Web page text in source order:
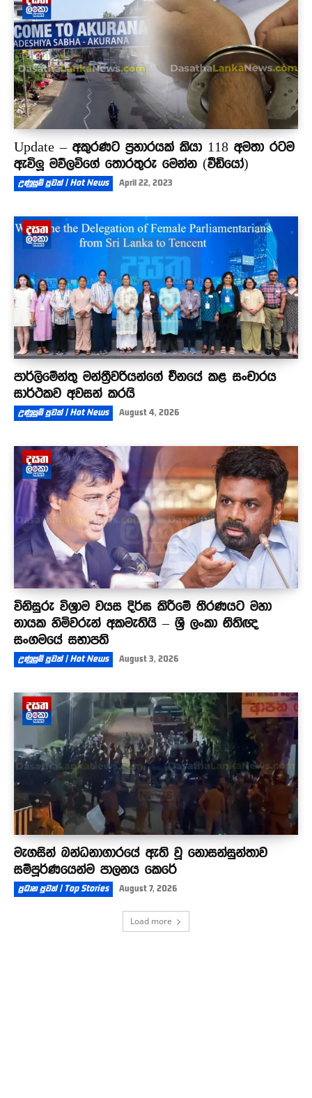
Update – අකුරණට ප්‍රහාරයක් කියා 118 අමතා රටම
ඇවිලූ මව්ලවිගේ තොරතුරු මෙන්න (වීඩියෝ)
උණුසුම් පුවත් | Hot News April 22, 2023
පාර්ලිමේන්තු මන්ත්‍රීවරියන්ගේ චීනයේ කළ සංචාරය
සාර්ථකව අවසන් කරයි
උණුසුම් පුවත් | Hot News August 4, 2026
විනිසුරු විශ්‍රාම වයස දිර්ඝ කිරීමේ තීරණයට මහා
නායක හිමිවරුන් අකමැතියි – ශ්‍රී ලංකා නීතිඥ
සංගමයේ සභාපති
උණුසුම් පුවත් | Hot News August 3, 2026
මැගසින් බන්ධනාගාරයේ ඇති වූ නොසන්සුන්තාව
සම්පූර්ණයෙන්ම පාලනය කෙරේ
ප්‍රධාන පුවත් | Top Stories August 7, 2026
Load more